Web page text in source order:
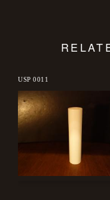
USP 0011